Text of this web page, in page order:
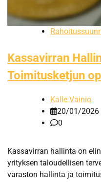
Kassavirran
Toimitusketjun
Kalle Vainio
20/01/2026
0
Kassavirran hallinta on
yrityksen taloudellisen
varaston hallinta ja